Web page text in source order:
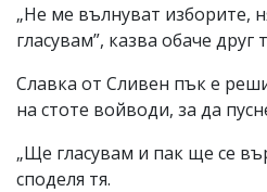
„Не ме вълнуват изборите,
гласувам”, казва обаче друг
Славка от Сливен пък е
на стоте войводи, за да
„Ще гласувам и пак ще се
споделя тя.